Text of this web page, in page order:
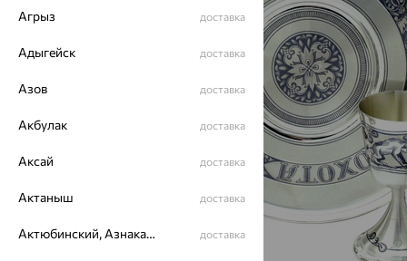
Агрыз доставка
Адыгейск доставка
Азов доставка
Акбулак доставка
Аксай доставка
Актаныш доставка
Актюбинский, Азнакаевский район доставка